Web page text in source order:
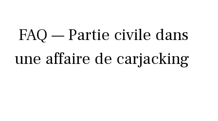
FAQ — Partie civile dans
une affaire de carjacking